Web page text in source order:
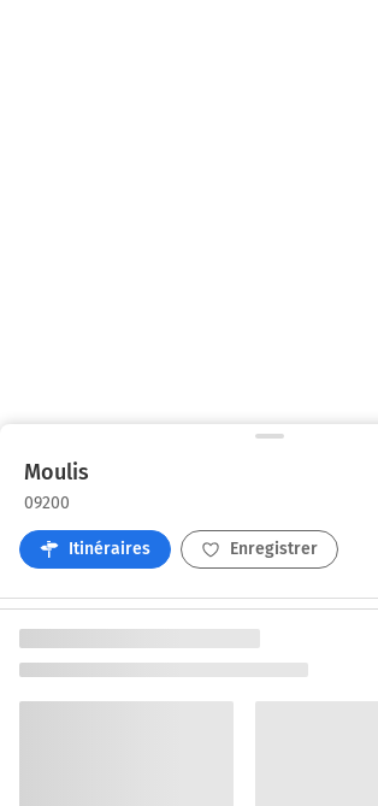
Moulis
09200
Itinéraires Enregistrer